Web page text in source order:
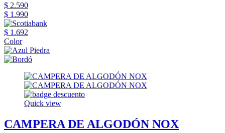
$ 2.590
$ 1.990
$ 1.692
Color
Quick view
CAMPERA DE ALGODÓN NOX